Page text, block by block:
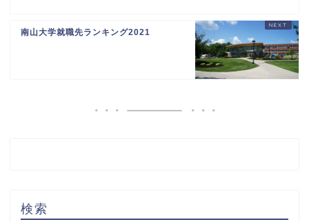
南山大学就職先ランキング2021
検索